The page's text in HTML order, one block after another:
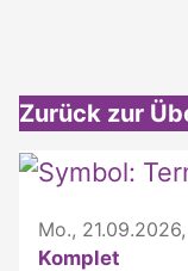
Zurück zur
Weitere
Mo.,
Komplet